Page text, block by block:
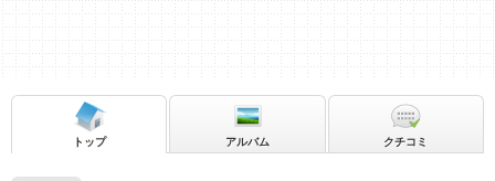
トップ アルバム クチコミ